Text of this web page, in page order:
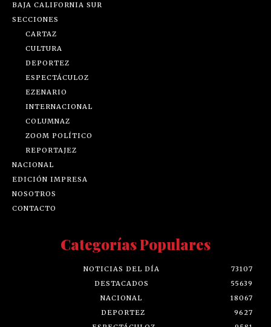
BAJA CALIFORNIA SUR
SECCIONES
CARTAZ
CULTURA
DEPORTEZ
ESPECTÁCULOZ
EZENARIO
INTERNACIONAL
COLUMNAZ
ZOOM POLÍTICO
REPORTAJEZ
NACIONAL
EDICIÓN IMPRESA
NOSOTROS
CONTACTO
Categorías Populares
NOTICIAS DEL DÍA
73107
DESTACADOS
55639
NACIONAL
18067
DEPORTEZ
9627